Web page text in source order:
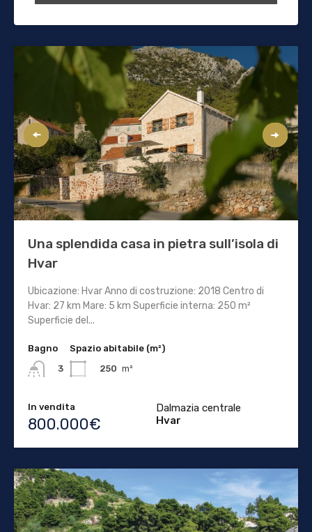
Una splendida casa in pietra sull’isola di
Hvar
Ubicazione: Hvar Anno di costruzione: 2018 Centro di
Hvar: 27 km Mare: 5 km Superficie interna: 250 m²
Superficie del...
Bagno
3
Spazio abitabile (m²)
250 m²
In vendita
800.000€
Dalmazia centrale
Hvar